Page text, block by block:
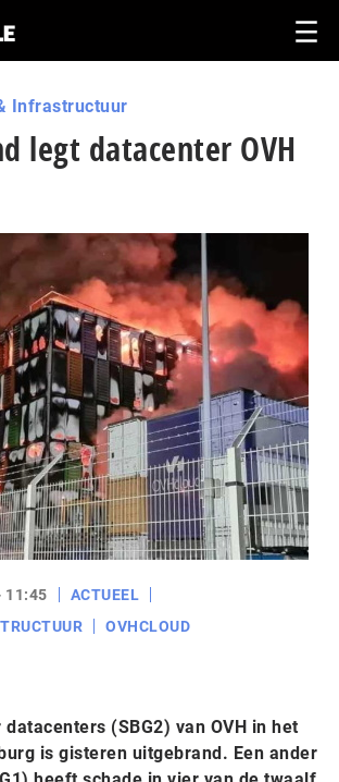
Infrastructuur
legt datacenter OVH
11:45
ACTUEEL
OVHCLOUD
datacenters (SBG2) van OVH in het
is gisteren uitgebrand. Een ander